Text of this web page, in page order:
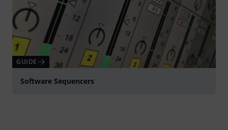
GUIDE
Software Sequencers